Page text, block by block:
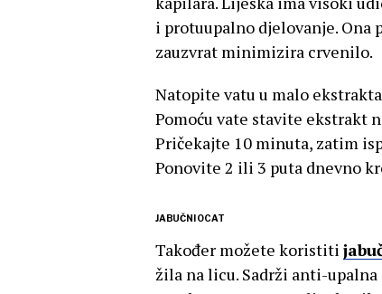
i protuupalno djelovanje. Ona
zauzvrat minimizira crvenilo.
Natopite vatu u malo
Pomoću vate stavite ekstrakt
Pričekajte 10 minuta, zatim
Ponovite 2 ili 3 puta dnevno
JABUČNI OCAT
Također možete koristiti
žila na licu. Sadrži anti-